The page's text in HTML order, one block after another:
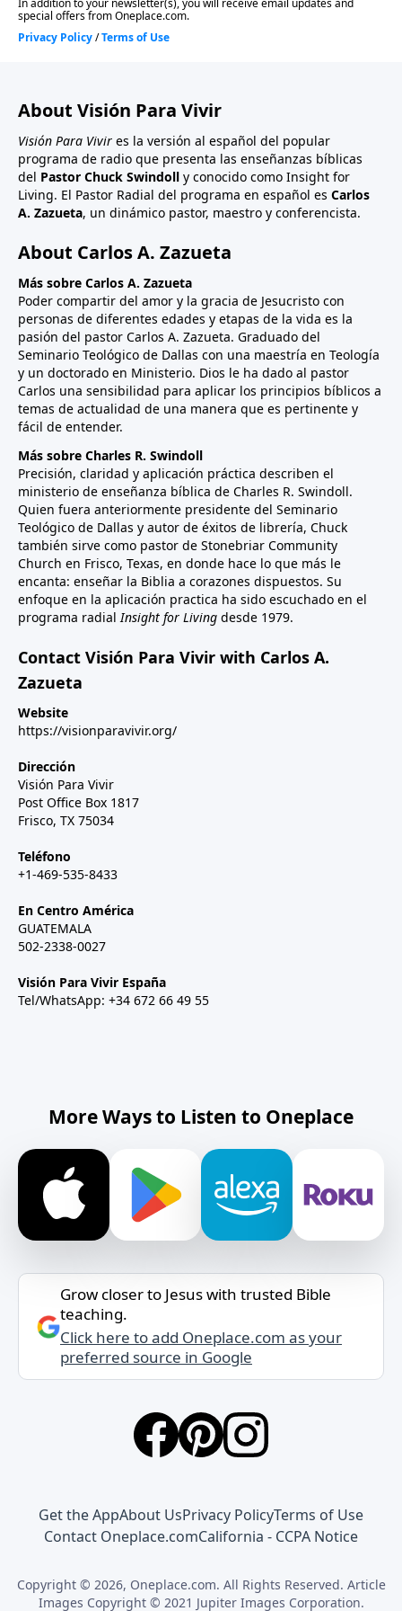
About Visión Para Vivir
Visión Para Vivir es la versión al español del popular
programa de radio que presenta las enseñanzas bíblicas
del Pastor Chuck Swindoll y conocido como Insight for
Living. El Pastor Radial del programa en español es Carlos
A. Zazueta, un dinámico pastor, maestro y conferencista.
About Carlos A. Zazueta
Más sobre Carlos A. Zazueta
Poder compartir del amor y la gracia de Jesucristo con
personas de diferentes edades y etapas de la vida es la
pasión del pastor Carlos A. Zazueta. Graduado del
Seminario Teológico de Dallas con una maestría en Teología
y un doctorado en Ministerio. Dios le ha dado al pastor
Carlos una sensibilidad para aplicar los principios bíblicos a
temas de actualidad de una manera que es pertinente y
fácil de entender.
Más sobre Charles R. Swindoll
Precisión, claridad y aplicación práctica describen el
ministerio de enseñanza bíblica de Charles R. Swindoll.
Quien fuera anteriormente presidente del Seminario
Teológico de Dallas y autor de éxitos de librería, Chuck
también sirve como pastor de Stonebriar Community
Church en Frisco, Texas, en donde hace lo que más le
encanta: enseñar la Biblia a corazones dispuestos. Su
enfoque en la aplicación practica ha sido escuchado en el
programa radialInsight for Living desde 1979.
Contact Visión Para Vivir with Carlos A.
Zazueta
Website
https://visionparavivir.org/
Dirección
Visión Para Vivir
Post Office Box 1817
Frisco, TX 75034
Teléfono
+1-469-535-8433
En Centro América
GUATEMALA
502-2338-0027
Visión Para Vivir España
Tel/WhatsApp: +34 672 66 49 55
More Ways to Listen to Oneplace
Grow closer to Jesus with trusted Bible
teaching.
Click here to add Oneplace.com as your
preferred source in Google
Get the AppAbout UsPrivacy PolicyTerms of Use
Contact Oneplace.comCalifornia - CCPA Notice
Copyright © 2026, Oneplace.com. All Rights Reserved. Article
Images Copyright © 2021 Jupiter Images Corporation.